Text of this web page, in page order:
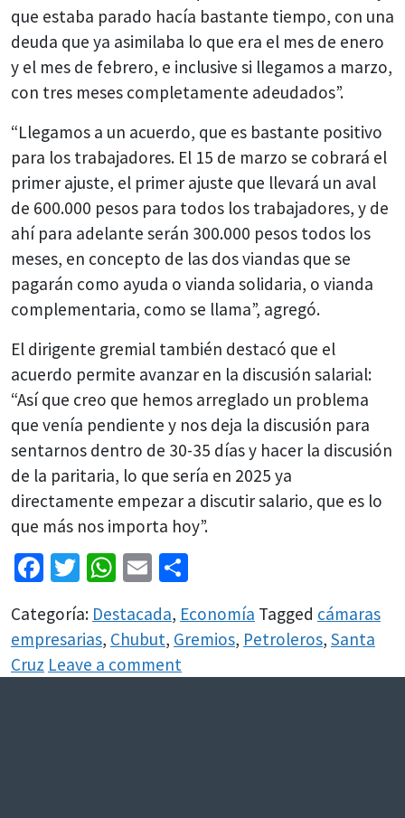
que estaba parado hacía bastante tiempo, con una
deuda que ya asimilaba lo que era el mes de enero
y el mes de febrero, e inclusive si llegamos a marzo,
con tres meses completamente adeudados”.
“Llegamos a un acuerdo, que es bastante positivo
para los trabajadores. El 15 de marzo se cobrará el
primer ajuste, el primer ajuste que llevará un aval
de 600.000 pesos para todos los trabajadores, y de
ahí para adelante serán 300.000 pesos todos los
meses, en concepto de las dos viandas que se
pagarán como ayuda o vianda solidaria, o vianda
complementaria, como se llama”, agregó.
El dirigente gremial también destacó que el
acuerdo permite avanzar en la discusión salarial:
“Así que creo que hemos arreglado un problema
que venía pendiente y nos deja la discusión para
sentarnos dentro de 30-35 días y hacer la discusión
de la paritaria, lo que sería en 2025 ya
directamente empezar a discutir salario, que es lo
que más nos importa hoy”.
Facebook
Twitter
WhatsApp
Email
Categoría: Destacada, Economía Tagged cámaras
empresarias, Chubut, Gremios, Petroleros, Santa
Cruz Leave a comment